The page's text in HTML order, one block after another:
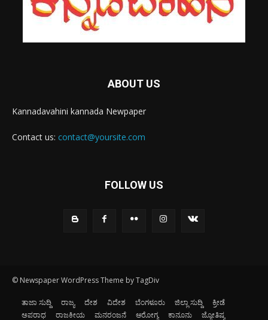
ABOUT US
Kannadavahini kannada Newpaper
Contact us: contact@yoursite.com
FOLLOW US
© Newspaper WordPress Theme by TagDiv
ತಾಜಾ ಸುದ್ದಿ ರಾಜ್ಯ ದೇಶ ವಿದೇಶ ಬೆಂಗಳೂರು ಜಿಲ್ಲಾ ಸುದ್ದಿ
ಕ್ರೀಡೆ
ಅಪರಾಧ
ರಾಜಕೀಯ ಮನರಂಜನೆ ಆರೋಗ್ಯ ಕಾನೂನು ಜ್ಯೋತಿಷ್ಯ